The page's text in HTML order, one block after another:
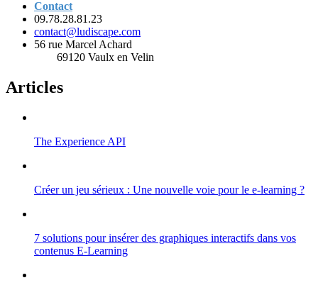
Contact
09.78.28.81.23
contact@ludiscape.com
56 rue Marcel Achard
69120 Vaulx en Velin
Articles
The Experience API
Créer un jeu sérieux : Une nouvelle voie pour le e-learning ?
7 solutions pour insérer des graphiques interactifs dans vos
contenus E-Learning